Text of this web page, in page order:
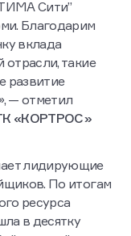
Сити”
Благодарим
вклада
такие
развитие
— отметил
«КОРТРОС»
лидирующие
По итогам
ресурса
в десятку